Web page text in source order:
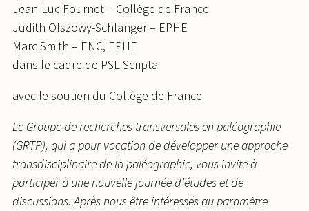
Jean-Luc Fournet – Collège de France
Judith Olszowy-Schlanger – EPHE
Marc Smith – ENC, EPHE
dans le cadre de PSL Scripta
avec le soutien du Collège de France
Le Groupe de recherches transversales en paléographie
(GRTP), qui a pour vocation de développer une approche
transdisciplinaire de la paléographie, vous invite à
participer à une nouvelle journée d’études et de
discussions. Après nous être intéressés au paramètre